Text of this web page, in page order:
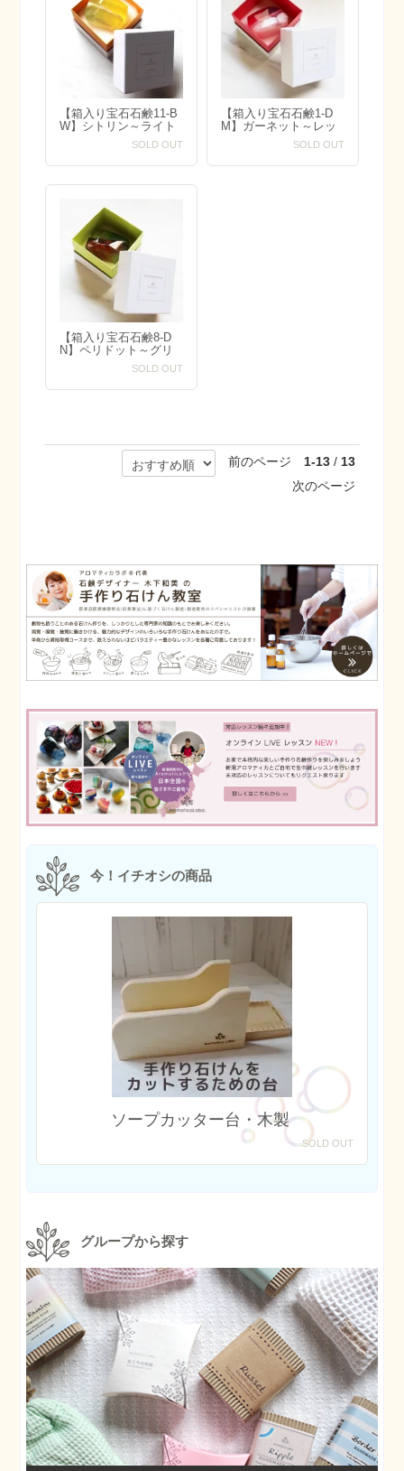
【箱入り宝石石鹸11-B
W】シトリン～ライト
グリーン＆オレンジ系
SOLD OUT
【箱入り宝石石鹸1-D
M】ガーネット～レッ
ド＆ホワイト系カラー
SOLD OUT
【箱入り宝石石鹸8-D
N】ペリドット～グリ
ーン＆ブラウン系カラ
SOLD OUT
前のページ 1-13 / 13
次のページ
今！イチオシの商品
ソープカッター台・木製
SOLD OUT
グループから探す